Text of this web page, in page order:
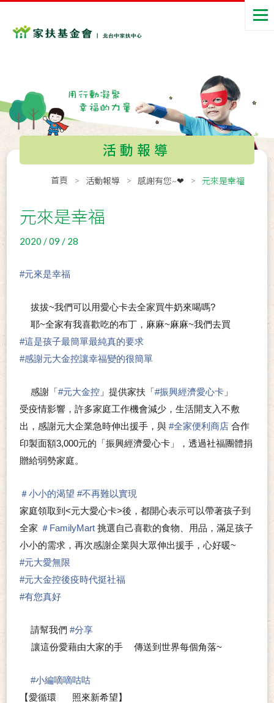
活動報導
首頁 活動報導 感謝有您~❤ 元來是幸福
元來是幸福
2020 / 09 / 28
#元來是幸福
拔拔~我們可以用愛心卡去全家買牛奶來喝嗎?
耶~全家有我喜歡吃的布丁，麻麻~麻麻~我們去買
#這是孩子最簡單最純真的要求
#感謝元大金控讓幸福變的很簡單
感謝「#元大金控 」提供家扶「#振興經濟愛心卡 」
受疫情影響，許多家庭工作機會減少，生活開支入不敷
出，感謝元大企業急時伸出援手，與 #全家便利商店 合作
印製面額3,000元的「振興經濟愛心卡」，透過社福團體捐
贈給弱勢家庭。
＃小小的渴望 #不再難以實現
家庭領取到<元大愛心卡>後，都開心表示可以帶著孩子到
全家 ＃ FamilyMart 挑選自己喜歡的食物、用品，滿足孩子
小小的需求，再次感謝企業與大眾伸出援手，心好暖~
#元大愛無限
#元大金控後疫時代挺社福
#有您真好
請幫我們 #分享
讓這份愛藉由大家的手 🖐傳送到世界每個角落~
#小編嘀嘀咕咕
【愛循環
照來新希望】